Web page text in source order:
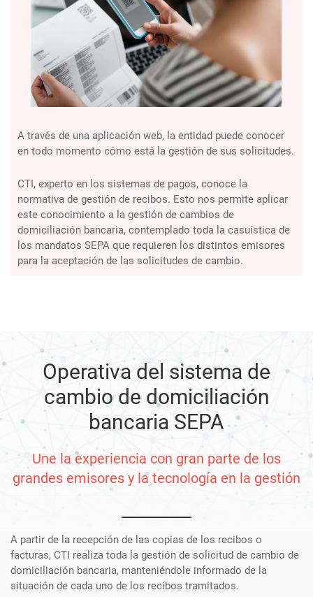
A través de una aplicación web, la entidad puede conocer
en todo momento cómo está la gestión de sus solicitudes.
CTI, experto en los sistemas de pagos, conoce la
normativa de gestión de recibos. Esto nos permite aplicar
este conocimiento a la gestión de cambios de
domiciliación bancaria, contemplado toda la casuística de
los mandatos SEPA que requieren los distintos emisores
para la aceptación de las solicitudes de cambio.
Operativa del sistema de
cambio de domiciliación
bancaria SEPA
Une la experiencia con gran parte de los
grandes emisores y la tecnología en la gestión
A partir de la recepción de las copias de los recibos o
facturas, CTI realiza toda la gestión de solicitud de cambio de
domiciliación bancaria, manteniéndole informado de la
situación de cada uno de los recibos tramitados.